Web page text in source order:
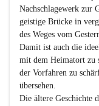
Nachschlagewerk zur
geistige Brücke in
des Weges vom
Damit ist auch die
mit dem Heimatort zu
der Vorfahren zu
übersehen.
Die ältere Geschichte